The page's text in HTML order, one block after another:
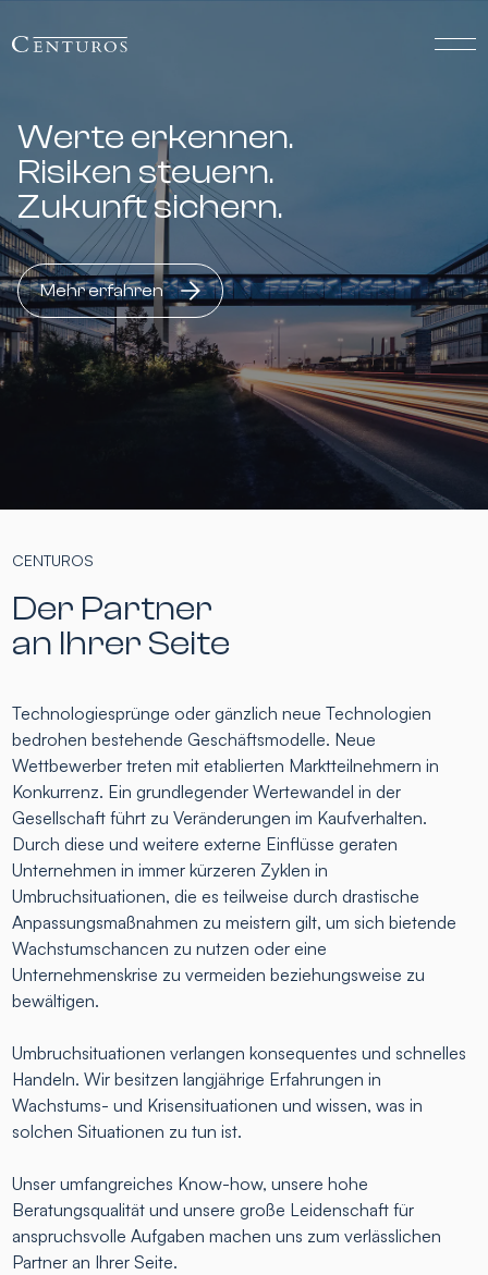
Werte erkennen.
Risiken steuern.
Zukunft sichern.
Mehr erfahren
CENTUROS
Der Partner
an Ihrer Seite
Technologiesprünge oder gänzlich neue Technologien
bedrohen bestehende Geschäftsmodelle. Neue
Wettbewerber treten mit etablierten Marktteilnehmern in
Konkurrenz. Ein grundlegender Wertewandel in der
Gesellschaft führt zu Veränderungen im Kaufverhalten.
Durch diese und weitere externe Einflüsse geraten
Unternehmen in immer kürzeren Zyklen in
Umbruchsituationen, die es teilweise durch drastische
Anpassungsmaßnahmen zu meistern gilt, um sich bietende
Wachstumschancen zu nutzen oder eine
Unternehmenskrise zu vermeiden beziehungsweise zu
bewältigen.
Umbruchsituationen verlangen konsequentes und schnelles
Handeln. Wir besitzen langjährige Erfahrungen in
Wachstums- und Krisensituationen und wissen, was in
solchen Situationen zu tun ist.
Unser umfangreiches Know-how, unsere hohe
Beratungsqualität und unsere große Leidenschaft für
anspruchsvolle Aufgaben machen uns zum verlässlichen
Partner an Ihrer Seite.